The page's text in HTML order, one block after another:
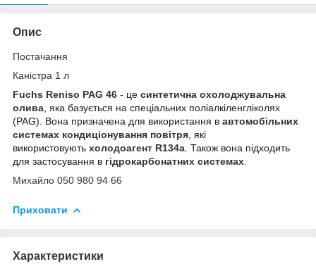
Опис
Постачання
Каністра 1 л
Fuchs Reniso PAG 46 - це синтетична охолоджувальна
олива , яка базується на спеціальних поліалкіленгліколях
(PAG). Вона призначена для використання в автомобільних
системах кондиціонування повітря , які
використовують холодоагент R134a . Також вона підходить
для застосування в гідрокарбонатних системах
Михайло 050 980 94 66
Приховати
Характеристики